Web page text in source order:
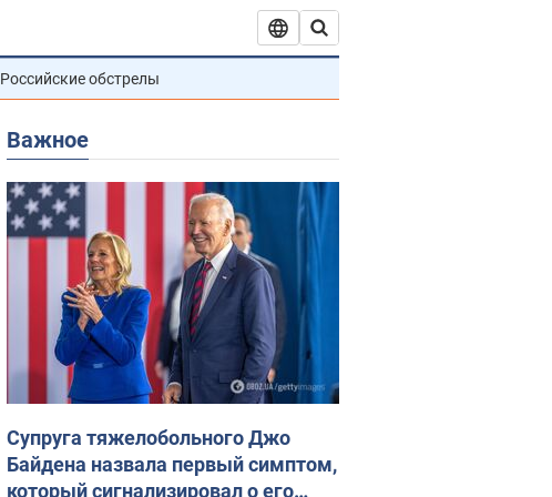
Российские обстрелы
Важное
Супруга тяжелобольного Джо
Байдена назвала первый симптом,
который сигнализировал о его